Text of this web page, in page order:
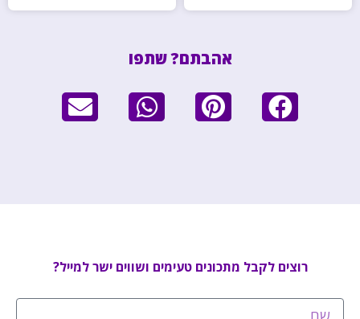
אהבתם? שתפו
רוצים לקבל מתכונים טעימים ושווים ישר למייל?